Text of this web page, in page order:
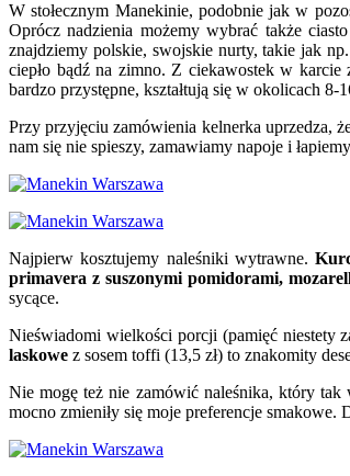
W stołecznym Manekinie, podobnie jak w
Oprócz nadzienia możemy wybrać także
znajdziemy polskie, swojskie nurty, takie jak
ciepło bądź na zimno. Z ciekawostek w
bardzo przystępne, kształtują się w okolicach 8-
Przy przyjęciu zamówienia kelnerka uprzedza,
nam się nie spieszy, zamawiamy napoje i
Najpierw kosztujemy naleśniki wytrawne.
primavera z suszonymi pomidorami,
sycące.
Nieświadomi wielkości porcji (pamięć niestety
laskowe z sosem toffi (13,5 zł) to znakomity
Nie mogę też nie zamówić naleśnika, który
mocno zmieniły się moje preferencje smakowe.